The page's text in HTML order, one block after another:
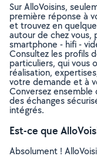
Sur AlloVoisins,
première réponse à
et trouvez en
autour de chez vous,
smartphone - hifi -
Consultez les profils
particuliers, qui vous
réalisation,
votre demande et à
Conversez ensemble
des échanges
intégrés.
Est-ce que
Absolument !